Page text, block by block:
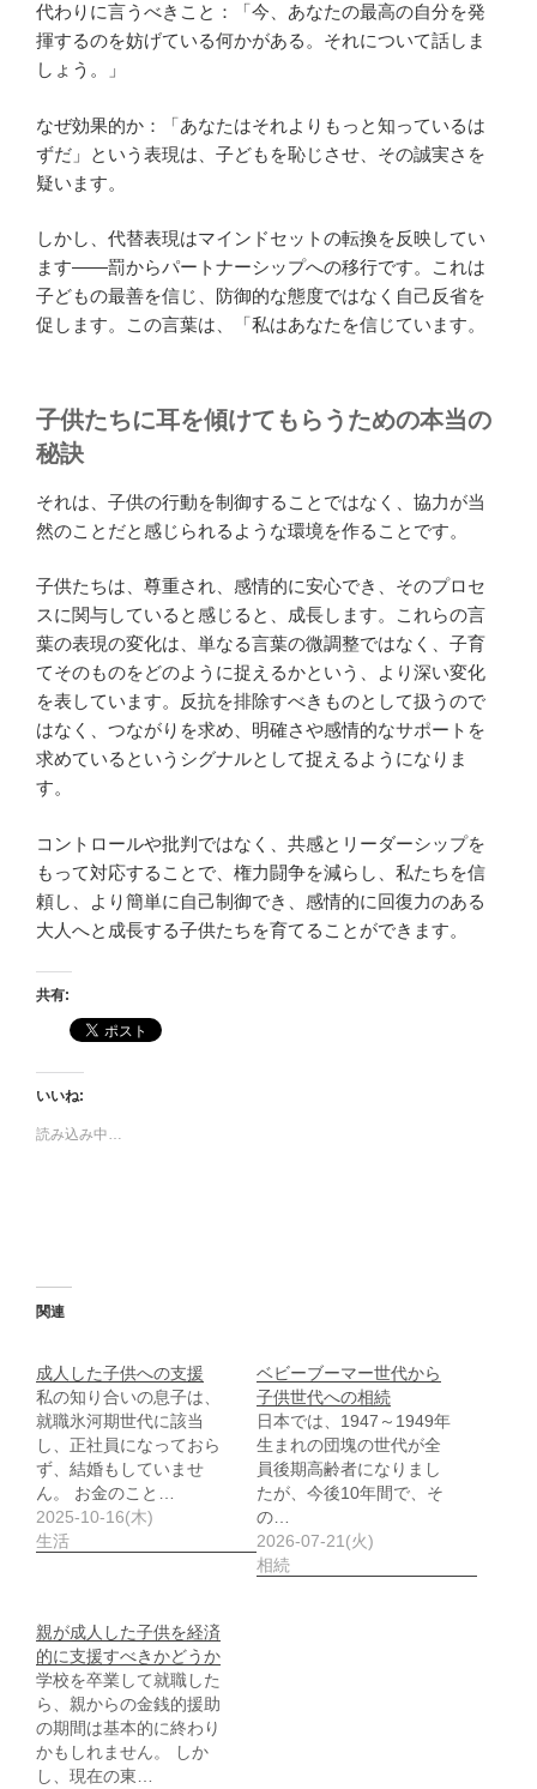
代わりに言うべきこと：「今、あなたの最高の自分を発
揮するのを妨げている何かがある。それについて話しま
しょう。」
なぜ効果的か：「あなたはそれよりもっと知っているは
ずだ」という表現は、子どもを恥じさせ、その誠実さを
疑います。
しかし、代替表現はマインドセットの転換を反映してい
ます——罰からパートナーシップへの移行です。これは
子どもの最善を信じ、防御的な態度ではなく自己反省を
促します。この言葉は、「私はあなたを信じています。
子供たちに耳を傾けてもらうための本当の
秘訣
それは、子供の行動を制御することではなく、協力が当
然のことだと感じられるような環境を作ることです。
子供たちは、尊重され、感情的に安心でき、そのプロセ
スに関与していると感じると、成長します。これらの言
葉の表現の変化は、単なる言葉の微調整ではなく、子育
てそのものをどのように捉えるかという、より深い変化
を表しています。反抗を排除すべきものとして扱うので
はなく、つながりを求め、明確さや感情的なサポートを
求めているというシグナルとして捉えるようになりま
す。
コントロールや批判ではなく、共感とリーダーシップを
もって対応することで、権力闘争を減らし、私たちを信
頼し、より簡単に自己制御でき、感情的に回復力のある
大人へと成長する子供たちを育てることができます。
共有:
いいね:
読み込み中…
関連
成人した子供への支援
私の知り合いの息子は、
就職氷河期世代に該当
し、正社員になっておら
ず、結婚もしていませ
ん。 お金のこと…
2025-10-16(木)
生活
ベビーブーマー世代から
子供世代への相続
日本では、1947～1949年
生まれの団塊の世代が全
員後期高齢者になりまし
たが、今後10年間で、そ
の…
2026-07-21(火)
相続
親が成人した子供を経済
的に支援すべきかどうか
学校を卒業して就職した
ら、親からの金銭的援助
の期間は基本的に終わり
かもしれません。 しか
し、現在の東…